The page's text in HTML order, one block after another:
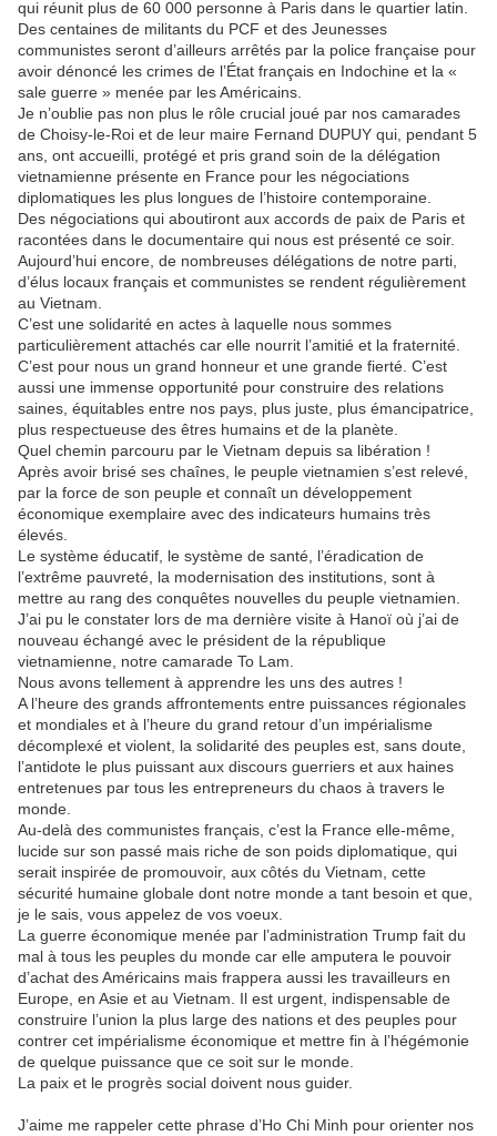
qui réunit plus de 60 000 personne à Paris dans le quartier latin.
Des centaines de militants du PCF et des Jeunesses
communistes seront d’ailleurs arrêtés par la police française pour
avoir dénoncé les crimes de l’État français en Indochine et la «
sale guerre » menée par les Américains.
Je n’oublie pas non plus le rôle crucial joué par nos camarades
de Choisy-le-Roi et de leur maire Fernand DUPUY qui, pendant 5
ans, ont accueilli, protégé et pris grand soin de la délégation
vietnamienne présente en France pour les négociations
diplomatiques les plus longues de l’histoire contemporaine.
Des négociations qui aboutiront aux accords de paix de Paris et
racontées dans le documentaire qui nous est présenté ce soir.
Aujourd’hui encore, de nombreuses délégations de notre parti,
d’élus locaux français et communistes se rendent régulièrement
au Vietnam.
C’est une solidarité en actes à laquelle nous sommes
particulièrement attachés car elle nourrit l’amitié et la fraternité.
C’est pour nous un grand honneur et une grande fierté. C’est
aussi une immense opportunité pour construire des relations
saines, équitables entre nos pays, plus juste, plus émancipatrice,
plus respectueuse des êtres humains et de la planète.
Quel chemin parcouru par le Vietnam depuis sa libération !
Après avoir brisé ses chaînes, le peuple vietnamien s’est relevé,
par la force de son peuple et connaît un développement
économique exemplaire avec des indicateurs humains très
élevés.
Le système éducatif, le système de santé, l’éradication de
l’extrême pauvreté, la modernisation des institutions, sont à
mettre au rang des conquêtes nouvelles du peuple vietnamien.
J’ai pu le constater lors de ma dernière visite à Hanoï où j’ai de
nouveau échangé avec le président de la république
vietnamienne, notre camarade To Lam.
Nous avons tellement à apprendre les uns des autres !
A l’heure des grands affrontements entre puissances régionales
et mondiales et à l’heure du grand retour d’un impérialisme
décomplexé et violent, la solidarité des peuples est, sans doute,
l’antidote le plus puissant aux discours guerriers et aux haines
entretenues par tous les entrepreneurs du chaos à travers le
monde.
Au-delà des communistes français, c’est la France elle-même,
lucide sur son passé mais riche de son poids diplomatique, qui
serait inspirée de promouvoir, aux côtés du Vietnam, cette
sécurité humaine globale dont notre monde a tant besoin et que,
je le sais, vous appelez de vos voeux.
La guerre économique menée par l’administration Trump fait du
mal à tous les peuples du monde car elle amputera le pouvoir
d’achat des Américains mais frappera aussi les travailleurs en
Europe, en Asie et au Vietnam. Il est urgent, indispensable de
construire l’union la plus large des nations et des peuples pour
contrer cet impérialisme économique et mettre fin à l’hégémonie
de quelque puissance que ce soit sur le monde.
La paix et le progrès social doivent nous guider.
J’aime me rappeler cette phrase d’Ho Chi Minh pour orienter nos